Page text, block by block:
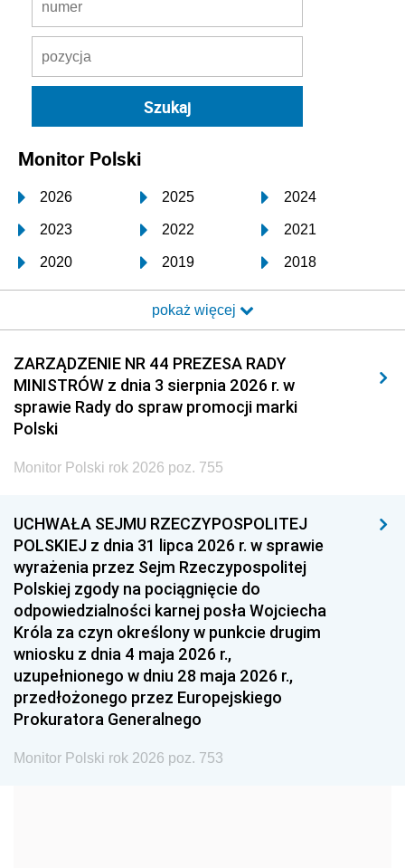
Monitor Polski
2026 2025 2024
2023 2022 2021
2020 2019 2018
2017 2016 2015
2014 2013 2012
2011 2010 2009
2008 2007 2006
2005
1996 1995 1994
1993 1992 1991
1990 1989
1987 1986 1985
1984 1983
1981 1980 1979
1978 1977
1975 1974
pokaż więcej
ZARZĄDZENIE NR 44 PREZESA RADY
MINISTRÓW z dnia 3 sierpnia 2026 r. w
sprawie Rady do spraw promocji marki
Polski
Monitor Polski rok 2026 poz. 755
UCHWAŁA SEJMU RZECZYPOSPOLITEJ
POLSKIEJ z dnia 31 lipca 2026 r. w sprawie
wyrażenia przez Sejm Rzeczypospolitej
Polskiej zgody na pociągnięcie do
odpowiedzialności karnej posła Wojciecha
Króla za czyn określony w punkcie drugim
wniosku z dnia 4 maja 2026 r.,
uzupełnionego w dniu 28 maja 2026 r.,
przedłożonego przez Europejskiego
Prokuratora Generalnego
Monitor Polski rok 2026 poz. 753